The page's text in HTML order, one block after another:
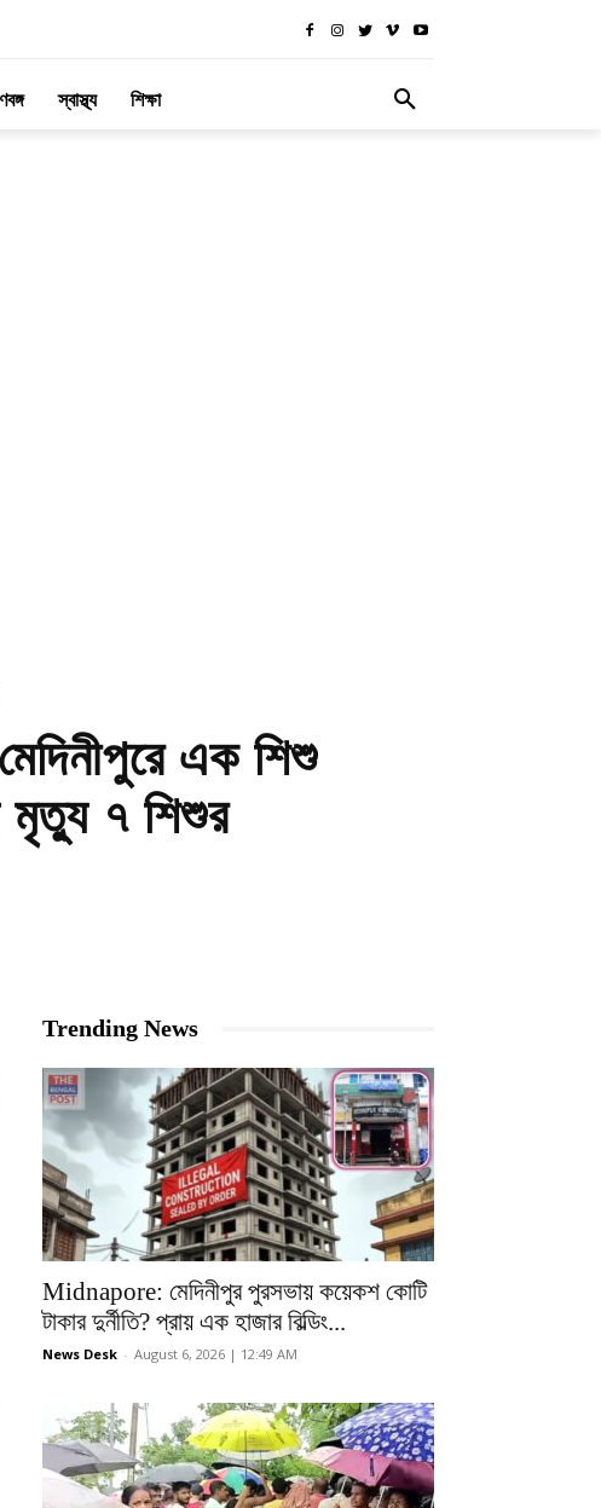
স্বাস্থ্য শিক্ষা
এক শিশু
মৃত্যু ৭ শিশুর
Trending News
Midnapore: মেদিনীপুর পুরসভায় কয়েকশ কোটি
টাকার দুর্নীতি? প্রায় এক হাজার বিল্ডিং...
News Desk - August 6, 2026 | 12:49 AM